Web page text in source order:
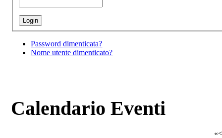
Password dimenticata?
Nome utente dimenticato?
Calendario Eventi
«<